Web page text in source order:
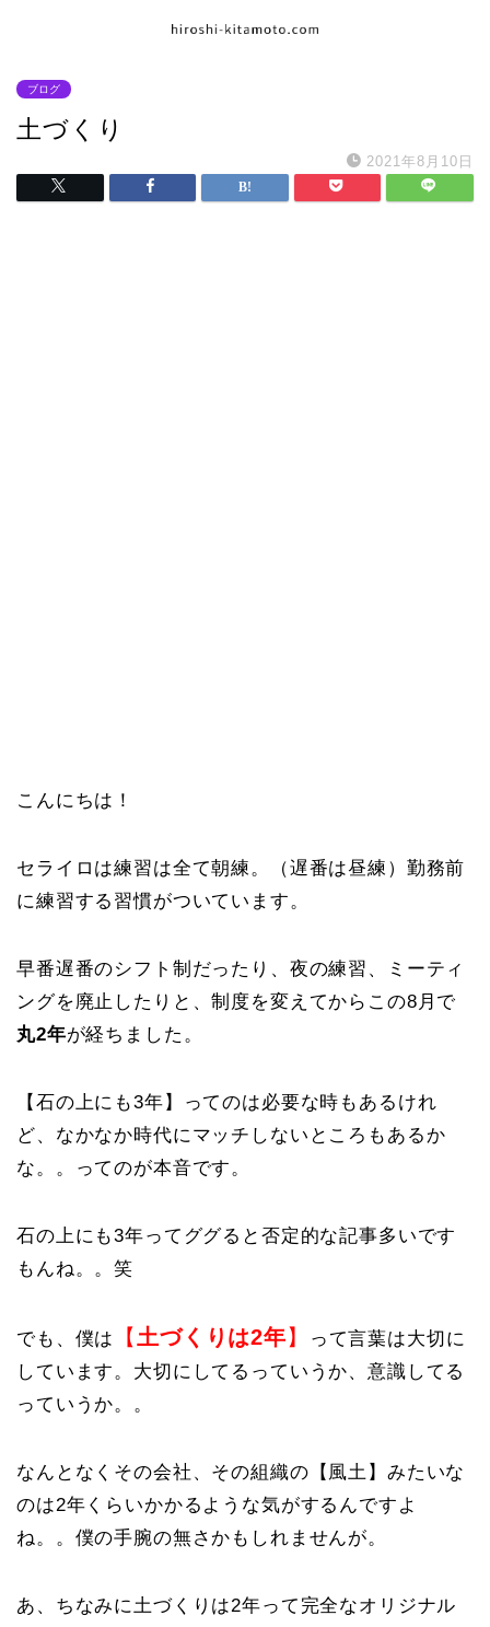
ブログ
土づくり
2021年8月10日
こんにちは！
セライロは練習は全て朝練。（遅番は昼練）勤務前
に練習する習慣がついています。
早番遅番のシフト制だったり、夜の練習、ミーティ
ングを廃止したりと、制度を変えてからこの8月で
丸2年が経ちました。
【石の上にも3年】ってのは必要な時もあるけれ
ど、なかなか時代にマッチしないところもあるか
な。。ってのが本音です。
石の上にも3年ってググると否定的な記事多いです
もんね。。笑
でも、僕は 【土づくりは2年】
って言葉は大切に
しています。大切にしてるっていうか、意識してる
っていうか。。
なんとなくその会社、その組織の【風土】みたいな
のは2年くらいかかるような気がするんですよ
ね。。僕の手腕の無さかもしれませんが。
あ、ちなみに土づくりは2年って完全なオリジナル